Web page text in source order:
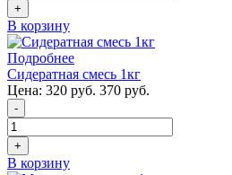
+
В корзину
Подробнее
Сидератная смесь 1кг
Цена: 320 руб. 370 руб.
-
+
В корзину